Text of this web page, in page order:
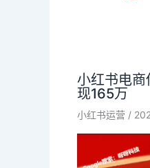
小红书电
现165万
小红书运营 /